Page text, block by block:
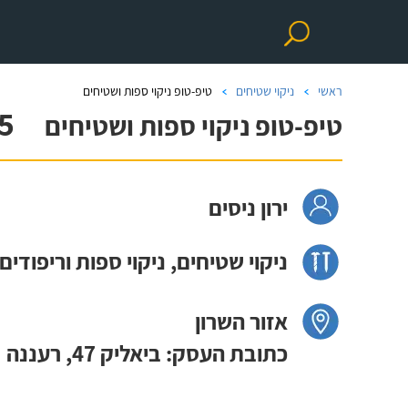
ראשי ניקוי שטיחים טיפ-טופ ניקוי ספות ושטיחים
טיפ-טופ ניקוי ספות ושטיחים
ירון ניסים
ניקוי שטיחים, ניקוי ספות וריפודים
אזור השרון
כתובת העסק: ביאליק 47, רעננה